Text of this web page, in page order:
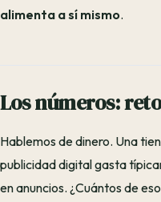
alimenta a sí mismo.
Los números:
Hablemos de dinero. Una
publicidad digital gasta
en anuncios. ¿Cuántos de